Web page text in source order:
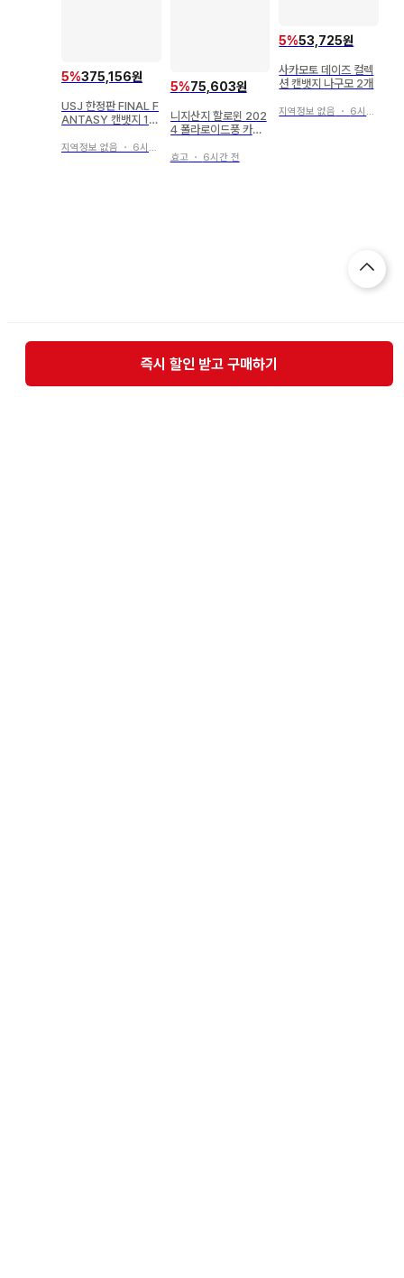
5%375,156원
USJ 한정판 FINAL F
ANTASY 캔뱃지 12
지역정보 없음 ・ 6시간 전
5%75,603원
니지산지 할로윈 202
4 폴라로이드풍 카드
효고・ 6시간 전
5%53,725원
사카모토 데이즈 컬렉
션 캔뱃지 나구모 2개
지역정보 없음 ・ 6시간 전
즉시 할인 받고 구매하기